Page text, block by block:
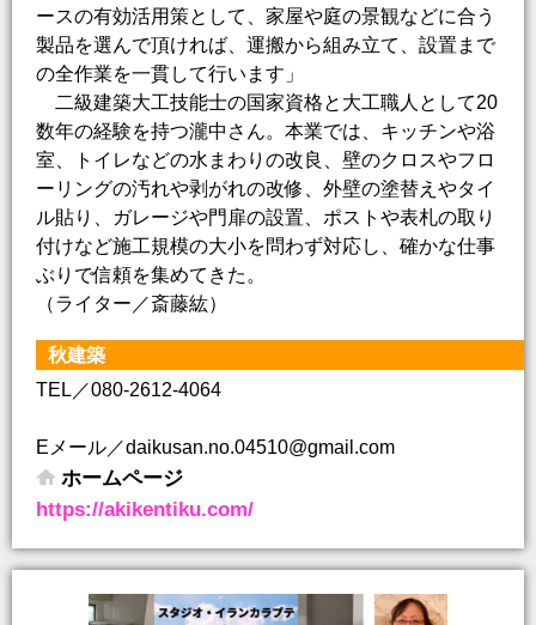
ースの有効活用策として、家屋や庭の景観などに合う
製品を選んで頂ければ、運搬から組み立て、設置まで
の全作業を一貫して行います」
二級建築大工技能士の国家資格と大工職人として20
数年の経験を持つ瀧中さん。本業では、キッチンや浴
室、トイレなどの水まわりの改良、壁のクロスやフロ
ーリングの汚れや剥がれの改修、外壁の塗替えやタイ
ル貼り、ガレージや門扉の設置、ポストや表札の取り
付けなど施工規模の大小を問わず対応し、確かな仕事
ぶりで信頼を集めてきた。
（ライター／斎藤紘）
秋建築
TEL／080-2612-4064
Eメール／daikusan.no.04510@gmail.com
ホームページ
https://akikentiku.com/